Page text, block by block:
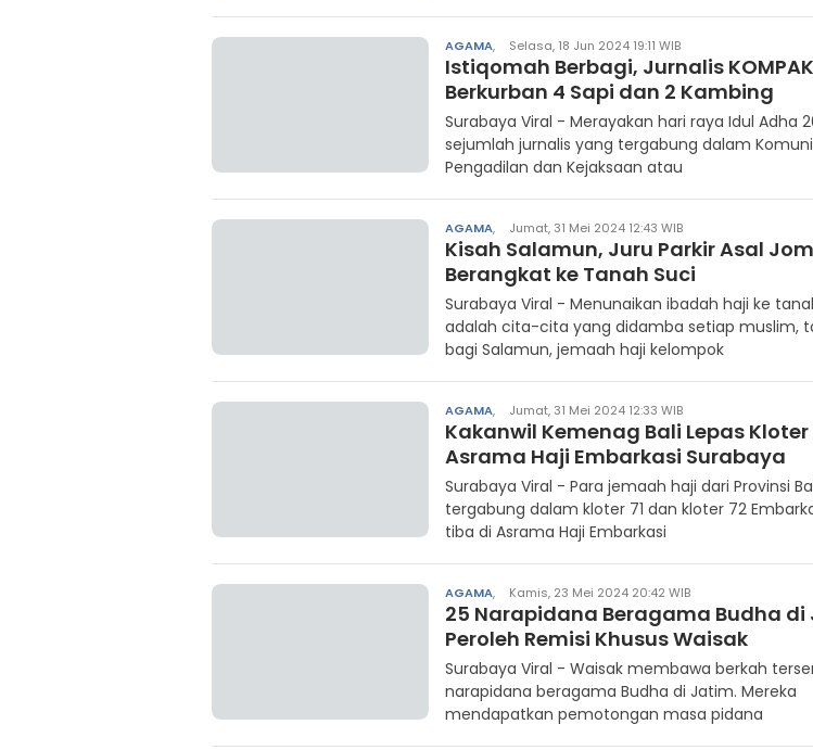
AGAMA, Selasa, 18 Jun 2024 19:11 WIB
Istiqomah Berbagi, Jurnalis KOMPAK
Berkurban 4 Sapi dan 2 Kambing
Surabaya Viral - Merayakan hari raya Idul Adha
sejumlah jurnalis yang tergabung dalam
Pengadilan dan Kejaksaan atau
AGAMA, Jumat, 31 Mei 2024 12:43 WIB
Kisah Salamun, Juru Parkir Asal
Berangkat ke Tanah Suci
Surabaya Viral - Menunaikan ibadah haji ke
adalah cita-cita yang didamba setiap muslim,
bagi Salamun, jemaah haji kelompok
AGAMA, Jumat, 31 Mei 2024 12:33 WIB
Kakanwil Kemenag Bali Lepas Kloter
Asrama Haji Embarkasi Surabaya
Surabaya Viral - Para jemaah haji dari Provinsi
tergabung dalam kloter 71 dan kloter 72
tiba di Asrama Haji Embarkasi
AGAMA, Kamis, 23 Mei 2024 20:42 WIB
25 Narapidana Beragama Budha
Peroleh Remisi Khusus Waisak
Surabaya Viral - Waisak membawa berkah
narapidana beragama Budha di Jatim. Mereka
mendapatkan pemotongan masa pidana